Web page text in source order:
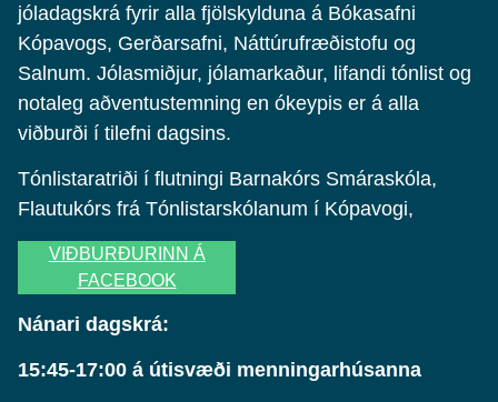
jóladagskrá fyrir alla fjölskylduna á Bókasafni
Kópavogs, Gerðarsafni, Náttúrufræðistofu og
Salnum. Jólasmiðjur, jólamarkaður, lifandi tónlist og
notaleg aðventustemning en ókeypis er á alla
viðburði í tilefni dagsins.
Tónlistaratriði í flutningi Barnakórs Smáraskóla,
Flautukórs frá Tónlistarskólanum í Kópavogi,
VIÐBURÐURINN Á
FACEBOOK
Nánari dagskrá:
15:45-17:00 á útisvæði menningarhúsanna